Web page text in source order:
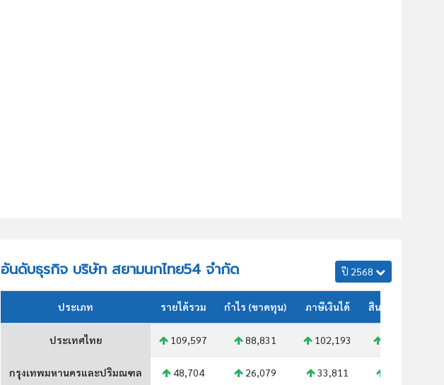
อันดับธุรกิจ บริษัท สยามนกไทย54 จำกัด ปี 2568
ประเภท รายได้รวม กำไร (ขาดทุน) ภาษีเงินได้ สินทรัพย์รวม
ประเทศไทย 109,597 88,831 102,193
กรุงเทพมหานครและปริมณฑล 48,704 26,079 33,811